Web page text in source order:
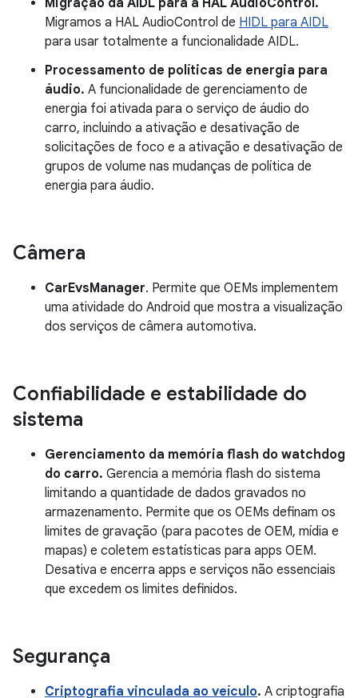
Migração da AIDL para a HAL AudioControl.
Migramos a HAL AudioControl de HIDL para AIDL
para usar totalmente a funcionalidade AIDL.
Processamento de políticas de energia para
áudio. A funcionalidade de gerenciamento de
energia foi ativada para o serviço de áudio do
carro, incluindo a ativação e desativação de
solicitações de foco e a ativação e desativação de
grupos de volume nas mudanças de política de
energia para áudio.
Câmera
CarEvsManager. Permite que OEMs implementem
uma atividade do Android que mostra a visualização
dos serviços de câmera automotiva.
Confiabilidade e estabilidade do
sistema
Gerenciamento da memória flash do watchdog
do carro. Gerencia a memória flash do sistema
limitando a quantidade de dados gravados no
armazenamento. Permite que os OEMs definam os
limites de gravação (para pacotes de OEM, mídia e
mapas) e coletem estatísticas para apps OEM.
Desativa e encerra apps e serviços não essenciais
que excedem os limites definidos.
Segurança
Criptografia vinculada ao veículo. A criptografia